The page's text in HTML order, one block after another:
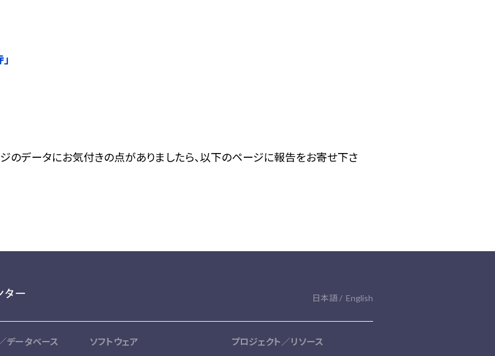
のデータにお気付きの点がありましたら、以下のページに報告をお寄せ下さ
日本語 English
データベース ソフトウェア プロジェクト／リソース